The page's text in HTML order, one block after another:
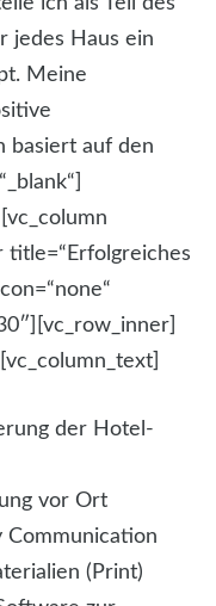
jedes Haus ein
Meine
basiert auf den
title=“Erfolgreiches
der Hotel-
vor Ort
(Print)